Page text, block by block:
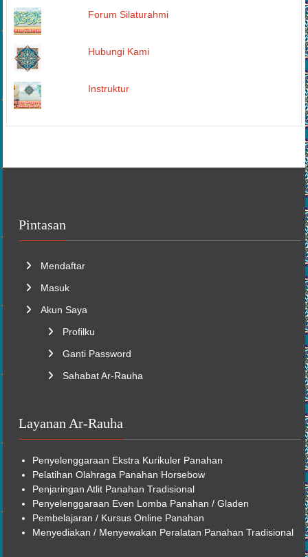
Forum Silaturahmi
Hubungi Kami
Instruktur
Pintasan
Mendaftar
Masuk
Akun Saya
Profilku
Ganti Password
Sahabat Ar-Rauha
Layanan Ar-Rauha
Penyelenggaraan Ekstra Kurikuler Panahan
Pelatihan Olahraga Panahan Horsebow
Penjaringan Atlit Panahan Tradisional
Penyelenggaraan Even Lomba Panahan / Gladen
Pembelajaran / Kursus Online Panahan
Menyediakan / Menyewakan Peralatan Panahan Tradisional